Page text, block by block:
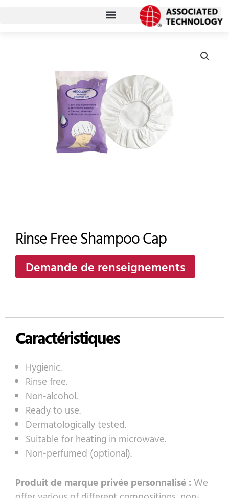
Rinse Free Shampoo Cap
Demande de renseignements
Caractéristiques
Hygienic.
Rinse free.
Non-alcohol.
Ready to use.
Dermatologically tested.
Suitable for heating in microwave.
Non-perfumed (optional).
Produit de marque privée personnalisé : We